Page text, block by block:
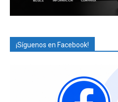
¡Síguenos en Facebook!